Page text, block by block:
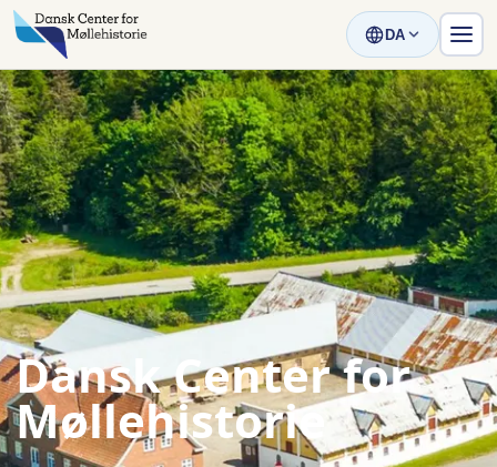
DA
Dansk Center for
Møllehistorie